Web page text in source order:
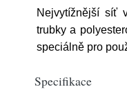
Nejvytížnější síť
trubky a
speciálně pro
Specifikace